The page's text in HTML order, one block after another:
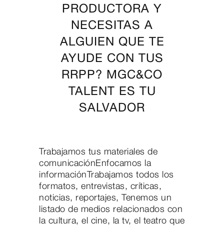
PRODUCTORA Y
NECESITAS A
ALGUIEN QUE TE
AYUDE CON TUS
RRPP? MGC&CO
TALENT ES TU
SALVADOR
Trabajamos tus materiales de
comunicaciónEnfocamos la
informaciónTrabajamos todos los
formatos, entrevistas, críticas,
noticias, reportajes, Tenemos un
listado de medios relacionados con
la cultura, el cine, la tv, el teatro que